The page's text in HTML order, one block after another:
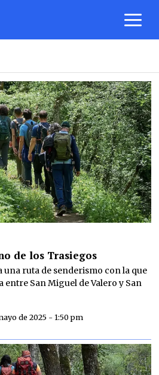
de los Trasiegos
una ruta de senderismo con la que
San Miguel de Valero y San
de 2025 - 1:50 pm